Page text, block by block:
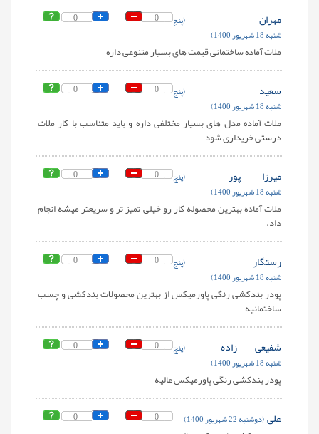
0 0 مهران
(پنج
شنبه 18 شهریور 1400)
ملات آماده ساختمانی قیمت های بسیار متنوعی داره
0 0 سعید
(پنج
شنبه 18 شهریور 1400)
ملات آماده مدل های بسیار مختلفی داره و باید متناسب با کار ملات
درستی خریداری شود
0 0 میرزا پور
(پنج
شنبه 18 شهریور 1400)
ملات آماده بهترین محصوله کار رو خیلی تمیز تر و سریعتر میشه انجام
داد.
0 0 رستگار
(پنج
شنبه 18 شهریور 1400)
پودر بندکشی رنگی پاورمیکس از بهترین محصولات بندکشی و چسب
ساختمانیه
0 0 شفیعی زاده
(پنج
شنبه 18 شهریور 1400)
پودر بندکشی رنگی پاورمیکس عالیه
0 0 علی(دوشنبه 22 شهریور 1400)